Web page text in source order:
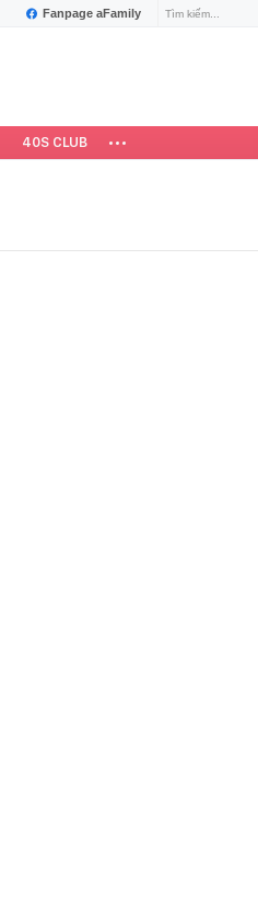
Fanpage aFamily
40S CLUB